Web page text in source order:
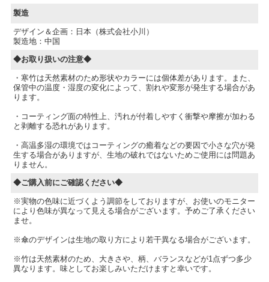
製造
デザイン＆企画：日本（株式会社小川）
製造地：中国
◆お取り扱いの注意◆
・寒竹は天然素材のため形状やカラーには個体差があります。また、
保管中の温度・湿度の変化によって、割れや変形が発生する場合があ
ります。
・コーティング面の特性上、汚れが付着しやすく衝撃や摩擦が加わる
と剥離する恐れがあります。
・高温多湿の環境ではコーティングの癒着などの要因で小さな穴が発
生する場合がありますが、生地の破れではないためご使用には問題あ
りません。
◆ご購入前にご確認ください◆
※実物の色味に近づくよう調節をしておりますが、お使いのモニター
により色味が異なって見える場合がございます。予めご了承ください
ませ。
※傘のデザインは生地の取り方により若干異なる場合がございます。
※竹は天然素材のため、大きさや、柄、バランスなどが1点ずつ多少
異なります。味としてお楽しみいただけますと幸いです。